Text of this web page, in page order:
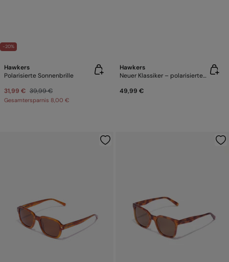
-20%
Hawkers
Polarisierte Sonnenbrille
31,99 € 39,99 €
Gesamtersparnis 8,00 €
Hawkers
Neuer Klassiker – polarisiertes klares Blau
49,99 €